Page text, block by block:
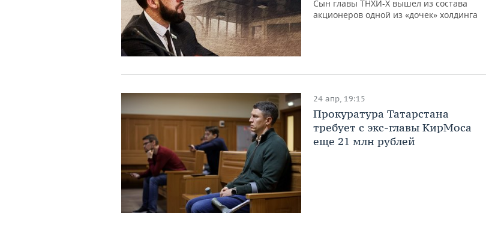
Сын главы ТНХИ-Х вышел из состава
акционеров одной из «дочек» холдинга
24 апр, 19:15
Прокуратура Татарстана
требует с экс-главы КирМоса
еще 21 млн рублей